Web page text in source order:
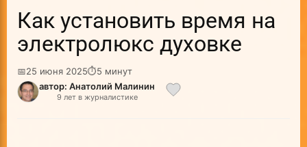
Как установить время на
электролюкс духовке
📅25 июня 2025⏱5 минут
автор: Анатолий Малинин
9 лет в журналистике